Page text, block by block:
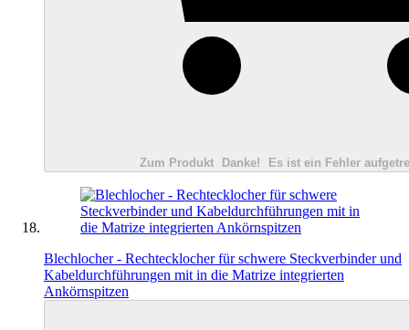
Zum Produkt Danke! Es ist ein Fehler
Blechlocher - Rechtecklocher für schwere Steckverbinder und
Kabeldurchführungen mit in die Matrize integrierten
Ankörnspitzen